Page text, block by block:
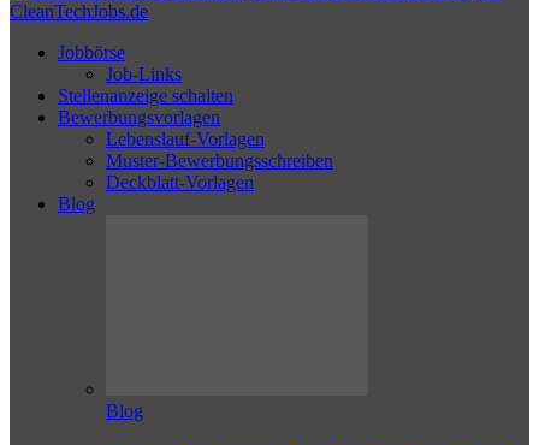
CleanTechJobs.de
Jobbörse
Job-Links
Stellenanzeige schalten
Bewerbungsvorlagen
Lebenslauf-Vorlagen
Muster-Bewerbungsschreiben
Deckblatt-Vorlagen
Blog
Blog